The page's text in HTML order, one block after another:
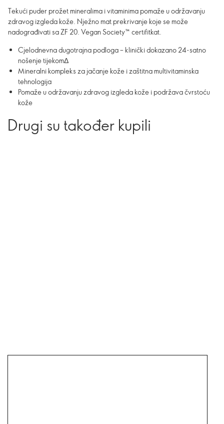
Tekući puder prožet mineralima i vitaminima pomaže u održavanju
zdravog izgleda kože. Nježno mat prekrivanje koje se može
nadograđivati sa ZF 20. Vegan Society™ certifitkat.
Cjelodnevna dugotrajna podloga – klinički dokazano 24-satno
nošenje tijekomΔ
Mineralni kompleks za jačanje kože i zaštitna multivitaminska
tehnologija
Pomaže u održavanju zdravog izgleda kože i podržava čvrstoću
kože
Drugi su također kupili